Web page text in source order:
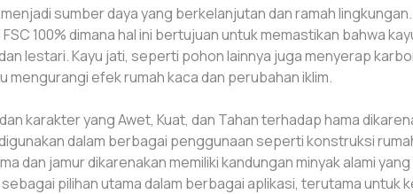
sumber daya yang berkelanjutan dan ramah
100% dimana hal ini bertujuan untuk memastikan bahwa
lestari. Kayu jati, seperti pohon lainnya juga menyerap
mengurangi efek rumah kaca dan perubahan iklim.
karakter yang Awet, Kuat, dan Tahan terhadap hama
dalam berbagai penggunaan seperti konstruksi
dan jamur dikarenakan memiliki kandungan minyak alami
pilihan utama dalam berbagai aplikasi, terutama untuk